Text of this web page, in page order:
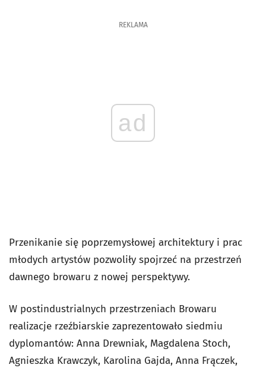
REKLAMA
ad
Przenikanie się poprzemysłowej architektury i prac
młodych artystów pozwoliły spojrzeć na przestrzeń
dawnego browaru z nowej perspektywy.
W postindustrialnych przestrzeniach Browaru
realizacje rzeźbiarskie zaprezentowało siedmiu
dyplomantów: Anna Drewniak, Magdalena Stoch,
Agnieszka Krawczyk, Karolina Gajda, Anna Frączek,